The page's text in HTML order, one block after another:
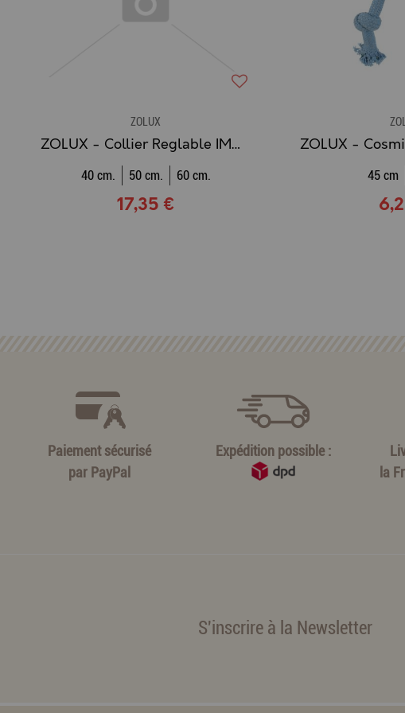
ZOLUX
ZOLUX - Collier Reglable IMAO Hyde Park KAKI
40 cm. 50 cm. 60 cm.
17,35 €
45 cm
Paiement sécurisé
par PayPal
Expédition possible :
la
S'inscrire à la Newsletter